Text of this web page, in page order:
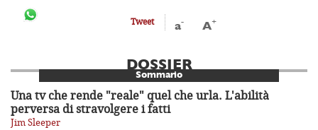
Tweet a- A+
DOSSIER
Sommario
Una tv che rende "reale" quel che urla. L'abilità
perversa di stravolgere i fatti
Jim Sleeper